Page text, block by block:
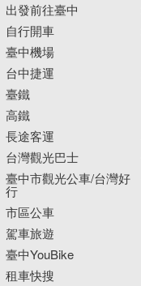
色
出發前往臺中
自行開車
臺中機場
台中捷運
臺鐵
高鐵
長途客運
台灣觀光巴士
臺中市觀光公車/台灣好
行
市區公車
駕車旅遊
臺中YouBike
租車快搜